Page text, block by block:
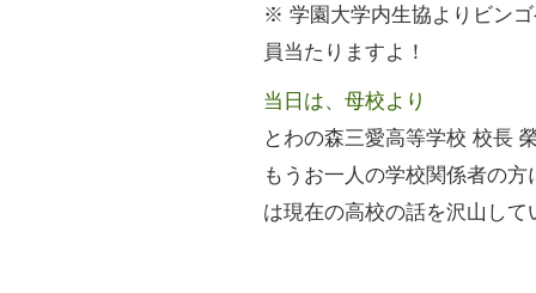
※ 学園大学内生協よりビン
員当たりますよ！
当日は、母校より
とわの森三愛高等学校 校長
もうお一人の学校関係者の
は現在の高校の話を沢山して